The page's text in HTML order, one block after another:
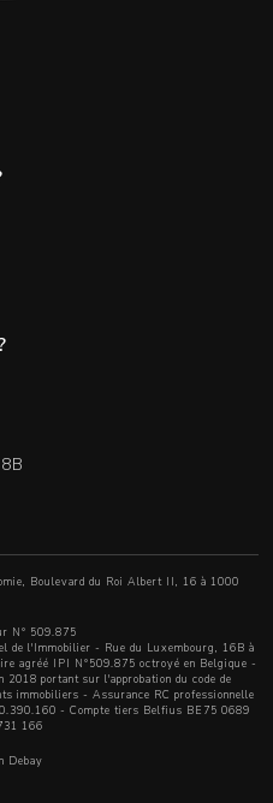
Boulevard du Roi Albert II, 16 à 1000
N° 509.875
de l'Immobilier - Rue du Luxembourg, 16B à
agréé IPI N°509.875 octroyé en Belgique -
2018 portant sur l'approbation du code de
immobiliers - Assurance RC professionnelle
- Compte tiers Belfius BE75 0689
166
Debay